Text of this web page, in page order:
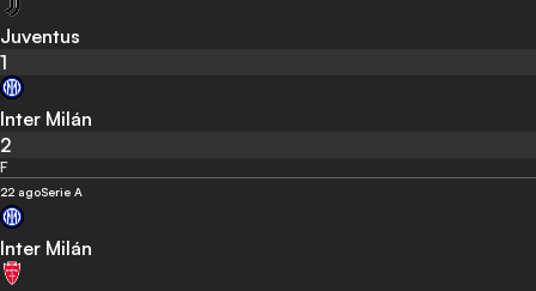
Juventus
1
Inter Milán
2
F
22 agoSerie A
Inter Milán